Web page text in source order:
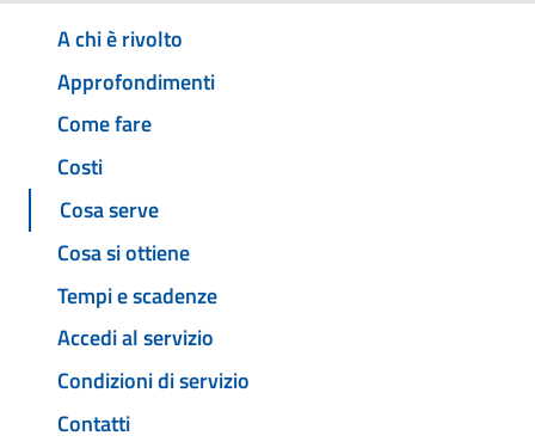
A chi è rivolto
Approfondimenti
Come fare
Costi
Cosa serve
Cosa si ottiene
Tempi e scadenze
Accedi al servizio
Condizioni di servizio
Contatti